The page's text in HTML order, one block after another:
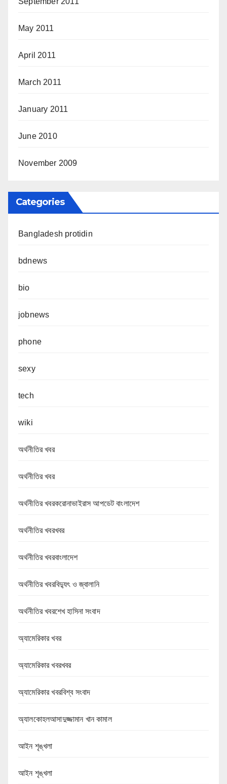
May 2011
April 2011
March 2011
January 2011
June 2010
November 2009
Categories
Bangladesh protidin
bdnews
bio
jobnews
phone
sexy
tech
wiki
অর্থনীতির খবর
অর্থনীতির খবর
অর্থনীতির খবরকরোনাভাইরাস আপডেট বাংলাদেশ
অর্থনীতির খবরখবর
অর্থনীতির খবরবাংলাদেশ
অর্থনীতির খবরবিদ্যুৎ ও জ্বালানি
অর্থনীতির খবরশেখ হাসিনা সংবাদ
অ্যামেরিকার খবর
অ্যামেরিকার খবরখবর
অ্যামেরিকার খবরবিশ্ব সংবাদ
অ্যালকোহলআসাদুজ্জামান খান কামাল
আইন শৃঙ্খলা
আইন শৃঙ্খলা